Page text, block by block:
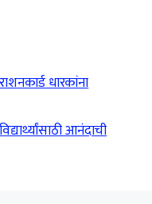
धारकांना
आनंदाची